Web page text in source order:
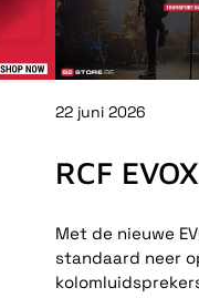
22 juni 2026
RCF
Met de nieuwe
standaard neer